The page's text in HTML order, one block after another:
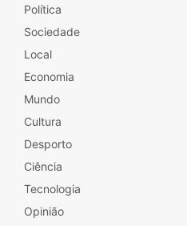
SECÇÕES
P2
Ípsilon
Ímpar
Fugas
P3
Inimigo Público
Guia do Lazer
Programação de TV